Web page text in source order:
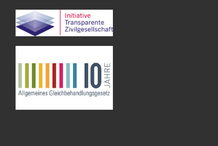
Entgelttabelle Kr ab 01.07.2023
Entgelttabelle Kr ab 01.06.2025
Entgelttabelle Kr ab 01.09.2025